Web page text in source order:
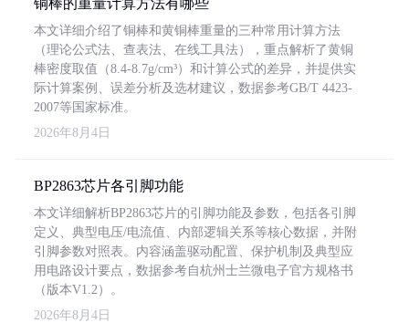
铜棒的重量计算方法有哪些
本文详细介绍了铜棒和黄铜棒重量的三种常用计算方法
（理论公式法、查表法、在线工具法），重点解析了黄铜
棒密度取值（8.4-8.7g/cm³）和计算公式的差异，并提供实
际计算案例、误差分析及选材建议，数据参考GB/T 4423-
2007等国家标准。
2026年8月4日
BP2863芯片各引脚功能
本文详细解析BP2863芯片的引脚功能及参数，包括各引脚
定义、典型电压/电流值、内部逻辑关系等核心数据，并附
引脚参数对照表。内容涵盖驱动配置、保护机制及典型应
用电路设计要点，数据参考自杭州士兰微电子官方规格书
（版本V1.2）。
2026年8月4日